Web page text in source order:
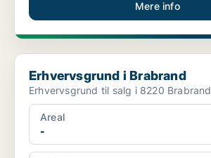
Mere info
Erhvervsgrund i Brabrand
Erhvervsgrund i Brabrand
Erhvervsgrund til salg i 8220 Brabrand
Areal
-